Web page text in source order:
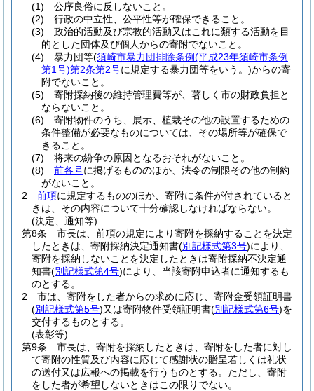
(1)
公序良俗に反しないこと。
(2)
行政の中立性、公平性等が確保できること。
(3)
政治的活動及び宗教的活動又はこれに類する活動を目
的とした団体及び個人からの寄附でないこと。
(4)
暴力団等(須崎市暴力団排除条例(平成23年須崎市条例
第1号)第2条第2号に規定する暴力団等をいう。)からの寄
附でないこと。
(5)
寄附採納後の維持管理費等が、著しく市の財政負担と
ならないこと。
(6)
寄附物件のうち、展示、植栽その他の設置するための
条件整備が必要なものについては、その場所等が確保で
きること。
(7)
将来の紛争の原因となるおそれがないこと。
(8)
前各号に掲げるもののほか、法令の制限その他の制約
がないこと。
2
前項に規定するもののほか、寄附に条件が付されていると
きは、その内容について十分確認しなければならない。
(決定、通知等)
第8条
市長は、前項の規定により寄附を採納することを決定
したときは、寄附採納決定通知書(別記様式第3号)により、
寄附を採納しないことを決定したときは寄附採納不決定通
知書(別記様式第4号)により、当該寄附申込者に通知するも
のとする。
2
市は、寄附をした者からの求めに応じ、寄附金受領証明書
(別記様式第5号)又は寄附物件受領証明書(別記様式第6号)を
交付するものとする。
(表彰等)
第9条
市長は、寄附を採納したときは、寄附をした者に対し
て寄附の性質及び内容に応じて感謝状の贈呈若しくは礼状
の送付又は広報への掲載を行うものとする。 ただし、寄附
をした者が希望しないときはこの限りでない。